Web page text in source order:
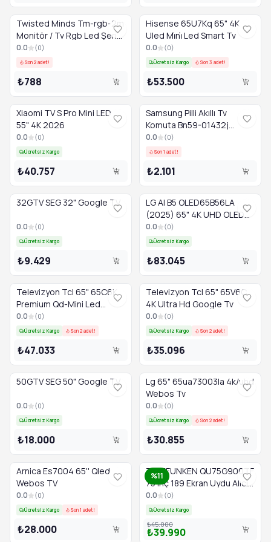
Twisted Minds Tm-rgb-2m
Monitör / Tv Rgb Led Şerit
Usb Girişli 2 Metre
0.0 (0)
Son 2 adet!
₺788
Hisense 65U7Kq 65" 4K
Uled Mi̇ni̇ Led Smart Tv
0.0 (0)
Ücretsiz Kargo Son 3 adet!
₺53.500
Xiaomi TV S Pro Mini LED
55" 4K 2026
0.0 (0)
Ücretsiz Kargo
₺40.757
Samsung Pilli Akıllı Tv
Komuta Bn59-01432j
Kk8045
0.0 (0)
Son 1 adet!
₺2.101
32GTV SEG 32" Google TV
0.0 (0)
Ücretsiz Kargo
₺9.429
LG AI B5 OLED65B56LA
(2025) 65" 4K UHD OLED
Akıllı TV
0.0 (0)
Ücretsiz Kargo
₺83.045
Televizyon Tcl 65" 65C6K
Premium Qd-Mini Led
Google Tv
0.0 (0)
Ücretsiz Kargo Son 2 adet!
₺47.033
Televizyon Tcl 65" 65V6C
4K Ultra Hd Google Tv
0.0 (0)
Ücretsiz Kargo Son 2 adet!
₺35.096
50GTV SEG 50" Google TV
0.0 (0)
Ücretsiz Kargo
₺18.000
Lg 65" 65ua73003la 4k/uhd
Webos Tv
0.0 (0)
Ücretsiz Kargo Son 2 adet!
₺30.855
Arnica Es7004 65'' Qled
Webos TV
0.0 (0)
Ücretsiz Kargo Son 1 adet!
₺28.000
%11
TELEFUNKEN QU75G900TF
75 inç 189 Ekran Uydu Alıcılı
Smart QLED Google TV
0.0 (0)
Ücretsiz Kargo
₺45.000
₺39.990